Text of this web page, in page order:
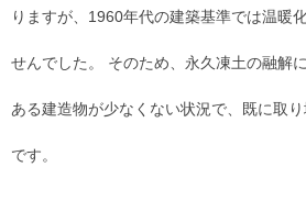
りますが、1960年代の建築基準では温暖
せんでした。 そのため、永久凍土の融解
ある建造物が少なくない状況で、既に取
です。